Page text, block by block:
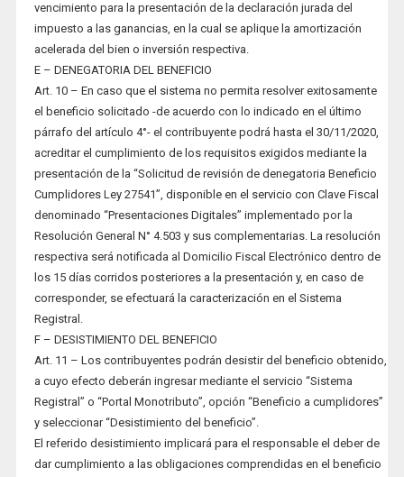
vencimiento para la presentación de la declaración jurada del
impuesto a las ganancias, en la cual se aplique la amortización
acelerada del bien o inversión respectiva.
E – DENEGATORIA DEL BENEFICIO
Art. 10 – En caso que el sistema no permita resolver exitosamente
el beneficio solicitado -de acuerdo con lo indicado en el último
párrafo del artículo 4°- el contribuyente podrá hasta el 30/11/2020,
acreditar el cumplimiento de los requisitos exigidos mediante la
presentación de la “Solicitud de revisión de denegatoria Beneficio
Cumplidores Ley 27541”, disponible en el servicio con Clave Fiscal
denominado “Presentaciones Digitales” implementado por la
Resolución General N° 4.503 y sus complementarias. La resolución
respectiva será notificada al Domicilio Fiscal Electrónico dentro de
los 15 días corridos posteriores a la presentación y, en caso de
corresponder, se efectuará la caracterización en el Sistema
Registral.
F – DESISTIMIENTO DEL BENEFICIO
Art. 11 – Los contribuyentes podrán desistir del beneficio obtenido,
a cuyo efecto deberán ingresar mediante el servicio “Sistema
Registral” o “Portal Monotributo”, opción “Beneficio a cumplidores”
y seleccionar “Desistimiento del beneficio”.
El referido desistimiento implicará para el responsable el deber de
dar cumplimiento a las obligaciones comprendidas en el beneficio